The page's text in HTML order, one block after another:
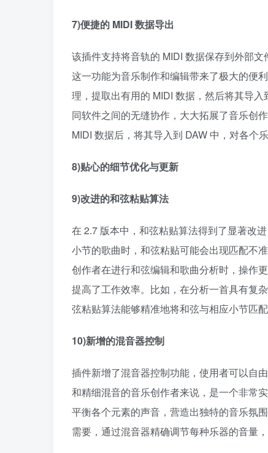
7)便捷的 MIDI 数据导出​
该插件支持将音轨的 MIDI 数据保存到外部
这一功能为音乐制作和编辑带来了极大的便
理，提取出有用的 MIDI 数据，然后将其导
同软件之间的无缝协作，大大拓展了音乐创
MIDI 数据后，将其导入到 DAW 中，对各个
8)贴心的细节优化与更新​
9)改进的和弦粘贴算法​
在 2.7 版本中，和弦粘贴算法得到了显著改
小节的歌曲时，和弦粘贴可能会出现匹配不
创作者在进行和弦编辑和歌曲分析时，操作
提高了工作效率。比如，在分析一首具有复
弦粘贴算法能够精准地将和弦与相应小节匹
10)新增的混音器控制​
插件新增了混音器控制功能，使用者可以自
和精细混音的音乐创作者来说，是一个非常
平衡各个元素的声音，营造出独特的音乐氛
需要，通过混音器精确调节每种乐器的音量